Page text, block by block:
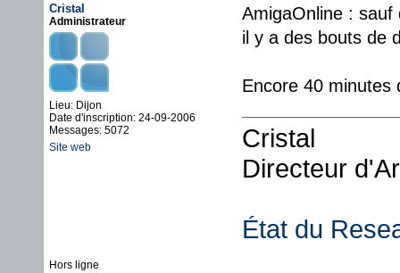
Cristal
Administrateur
Lieu: Dijon
Date d'inscription: 24-09-2006
Messages: 5072
Site web
AmigaOnline : sauf
il y a des bouts de
Encore 40 minutes
Cristal
Directeur
État du
Hors ligne